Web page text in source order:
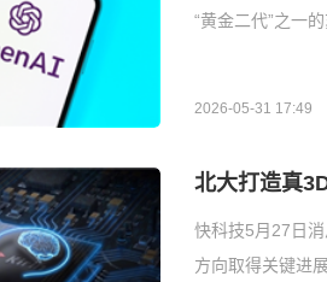
“黄金二代”之一
2026-05-31 17:49
北大打造真
快科技5月27日
方向取得关键进